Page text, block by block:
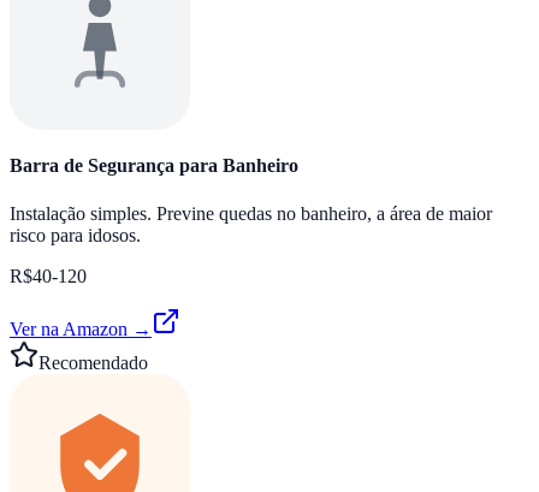
Barra de Segurança para Banheiro
Instalação simples. Previne quedas no banheiro, a área de maior
risco para idosos.
R$40-120
Ver na Amazon →
Recomendado